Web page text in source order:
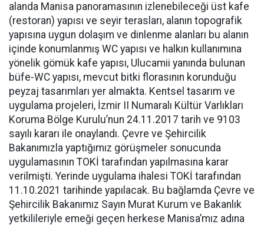
alanda Manisa panoramasının izlenebileceği üst kafe
(restoran) yapısı ve seyir terasları, alanın topografik
yapısına uygun dolaşım ve dinlenme alanları bu alanın
içinde konumlanmış WC yapısı ve halkın kullanımına
yönelik gömük kafe yapısı, Ulucamii yanında bulunan
büfe-WC yapısı, mevcut bitki florasının korunduğu
peyzaj tasarımları yer almakta. Kentsel tasarım ve
uygulama projeleri, İzmir II Numaralı Kültür Varlıkları
Koruma Bölge Kurulu’nun 24.11.2017 tarih ve 9103
sayılı kararı ile onaylandı. Çevre ve Şehircilik
Bakanımızla yaptığımız görüşmeler sonucunda
uygulamasının TOKİ tarafından yapılmasına karar
verilmişti. Yerinde uygulama ihalesi TOKİ tarafından
11.10.2021 tarihinde yapılacak. Bu bağlamda Çevre ve
Şehircilik Bakanımız Sayın Murat Kurum ve Bakanlık
yetkilileriyle emeği geçen herkese Manisa’mız adına